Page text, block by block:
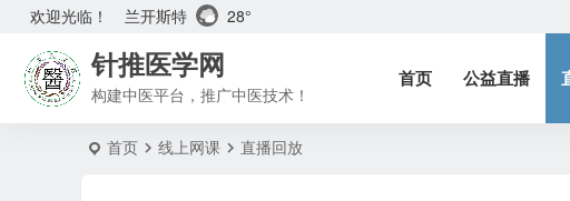
欢迎光临！ 兰开斯特 28°
针推医学网
构建中医平台，推广中医技术！
首页 公益直播
首页 线上网课 直播回放